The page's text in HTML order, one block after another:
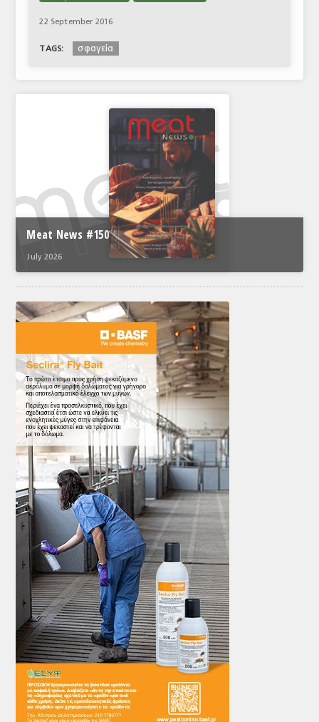
22 September 2016
TAGS: σφαγεία
Meat News #150
July 2026